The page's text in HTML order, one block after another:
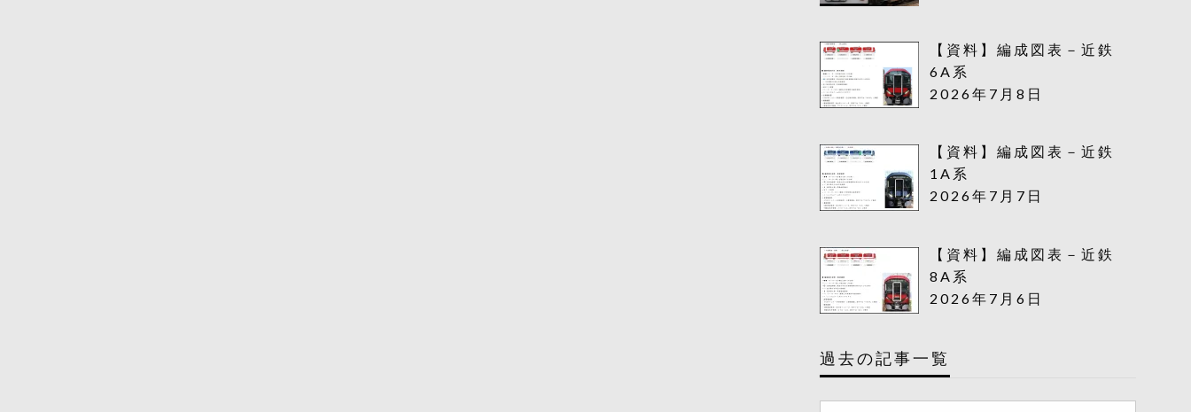
【資料】編成図表－近鉄
6A系
2026年7月8日
【資料】編成図表－近鉄
1A系
2026年7月7日
【資料】編成図表－近鉄
8A系
2026年7月6日
過去の記事一覧